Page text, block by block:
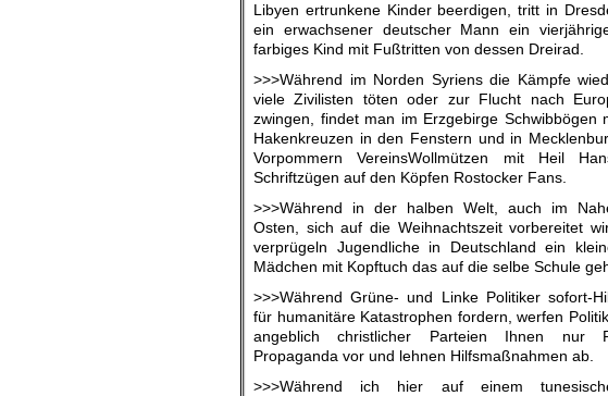
Libyen ertrunkene Kinder beerdigen, tritt in
ein erwachsener deutscher Mann ein
farbiges Kind mit Fußtritten von dessen Dreirad.
>>>Während im Norden Syriens die Kämpfe
viele Zivilisten töten oder zur Flucht nach
zwingen, findet man im Erzgebirge Schwibbögen
Hakenkreuzen in den Fenstern und in
Vorpommern VereinsWollmützen mit Heil
Schriftzügen auf den Köpfen Rostocker Fans.
>>>Während in der halben Welt, auch im
Osten, sich auf die Weihnachtszeit vorbereitet
verprügeln Jugendliche in Deutschland ein
Mädchen mit Kopftuch das auf die selbe Schule
>>>Während Grüne- und Linke Politiker sofort-
für humanitäre Katastrophen fordern, werfen
angeblich christlicher Parteien Ihnen nur
Propaganda vor und lehnen Hilfsmaßnahmen ab.
>>>Während ich hier auf einem